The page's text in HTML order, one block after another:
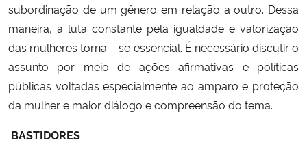
subordinação de um gênero em relação a outro. Dessa
maneira, a luta constante pela igualdade e valorização
das mulheres torna – se essencial. É necessário discutir o
assunto por meio de ações afirmativas e políticas
públicas voltadas especialmente ao amparo e proteção
da mulher e maior diálogo e compreensão do tema.
BASTIDORES